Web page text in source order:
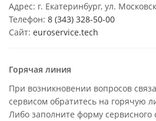
Адрес: г. Екатеринбург, ул.
Телефон: 8 (343) 328-50-00
Сайт: euroservice.tech
Горячая линия
При возникновении вопросов
сервисом обратитесь на горячую
Либо заполните форму